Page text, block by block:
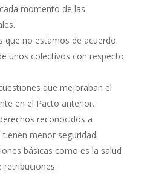
momento de las
que no estamos de acuerdo.
unos colectivos con respecto
que mejoraban el
en el Pacto anterior.
reconocidos a
menor seguridad.
básicas como es la salud
retribuciones.